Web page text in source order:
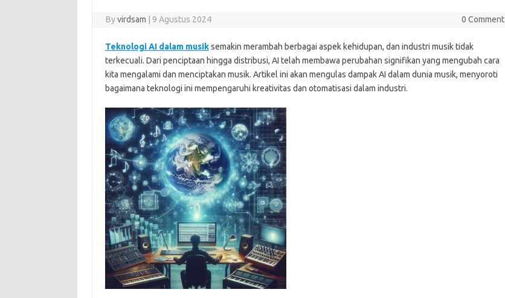
Byvirdsam 9 Agustus 2024 0 Comment
Teknologi AI dalam musiksemakin merambah berbagai aspek kehidupan, dan industri musik tidak
terkecuali. Dari penciptaan hingga distribusi, AI telah membawa perubahan signifikan yang mengubah cara
kita mengalami dan menciptakan musik. Artikel ini akan mengulas dampak AI dalam dunia musik, menyoroti
bagaimana teknologi ini mempengaruhi kreativitas dan otomatisasi dalam industri.